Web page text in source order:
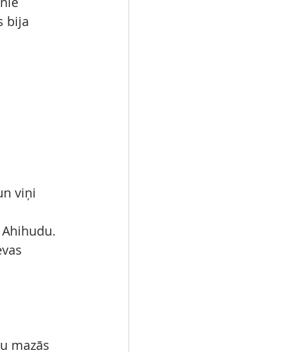
bija
viņi
mazās